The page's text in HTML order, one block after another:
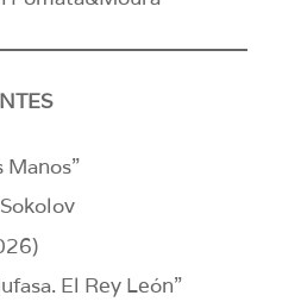
Manos”
El Rey León”